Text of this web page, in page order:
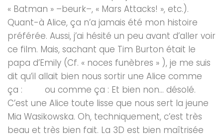
« Batman » –beurk–, « Mars Attacks! », etc.).
Quant-à Alice, ça n’a jamais été mon histoire
préférée. Aussi, j’ai hésité un peu avant d’aller voir
ce film. Mais, sachant que Tim Burton était le
papa d’Emily (Cf. « noces funèbres » ), je me suis
dit qu’il allait bien nous sortir une Alice comme
ça : ou comme ça : Et bien non… désolé.
C’est une Alice toute lisse que nous sert la jeune
Mia Wasikowska. Oh, techniquement, c’est très
beau et très bien fait. La 3D est bien maîtrisée